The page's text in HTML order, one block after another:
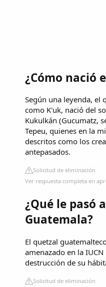
¿Cómo nació
Según una leyenda, el
como K'uk, nació del
Kukulkán (Gucumatz,
Tepeu, quienes en la
descritos como los
antepasados.
Solicitud de eliminación
Ver respuesta completa en
¿Qué le pasó
Guatemala?
El quetzal
amenazado en la
destrucción de su
Solicitud de eliminación